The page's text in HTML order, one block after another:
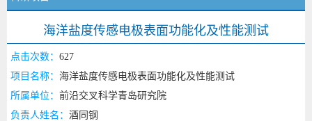
海洋盐度传感电极表面功能化及性能测试
点击次数： 627
项目名称： 海洋盐度传感电极表面功能化及性能测试
所属单位： 前沿交叉科学青岛研究院
负责人姓名： 酒同钢